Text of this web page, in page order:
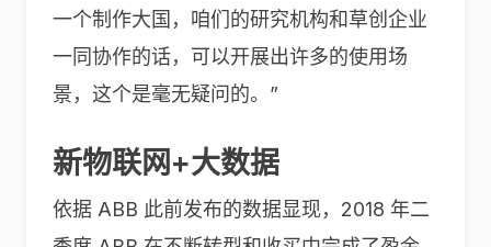
一个制作大国，咱们的研究机构和草创企业
一同协作的话，可以开展出许多的使用场
景，这个是毫无疑问的。”
新物联网+大数据
依据 ABB 此前发布的数据显现，2018 年二